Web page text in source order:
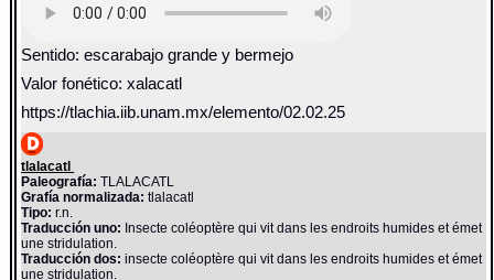
Sentido: escarabajo grande y bermejo
Valor fonético: xalacatl
https://tlachia.iib.unam.mx/elemento/02.02.25
tlalacatl
Paleografía: TLALACATL
Grafía normalizada: tlalacatl
Tipo: r.n.
Traducción uno: Insecte coléoptère qui vit dans les endroits humides et émet
une stridulation.
Traducción dos: insecte coléoptère qui vit dans les endroits humides et émet
une stridulation.